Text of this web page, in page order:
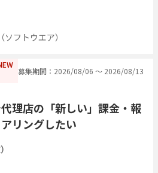
フトウエア）
募集期間：2026/08/06 〜 2026/08/13
理店の「新しい」課金・報
リングしたい